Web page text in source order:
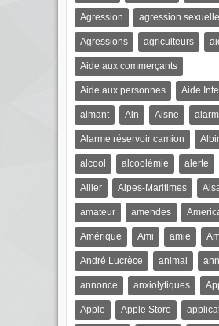
Agression agression sexuelle
Agressions agriculteurs
Aide aux commerçants
Aide aux personnes Aide
aimant Ain Aisne
Alarme réservoir camion
alcool alcoolémie alerte
Allier Alpes-Maritimes
amateur amendes
Amérique Ami amie
André Lucrèce animal
annonce anxiolytiques
Apple Apple Store